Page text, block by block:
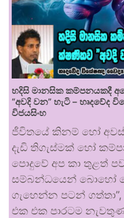
හදිසි මානසික කම්පනයකදී
“අවදි වන” හැටි – හෘදවේද
විජයසිංහ
ජීවිතයේ කිනම් හෝ
දැඩි තිගැස්මක් හෝ
පොදුවේ අප කා තුළත්
සම්බන්ධයෙන් බොහෝ
ගැහෙන්න පටන් ගත්තා”,
එක එක පාරටම